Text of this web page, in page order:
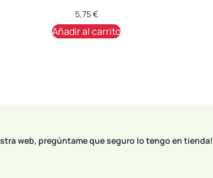
5,75€
Añadir al carrito
web, pregúntame que seguro lo tengo en tienda!